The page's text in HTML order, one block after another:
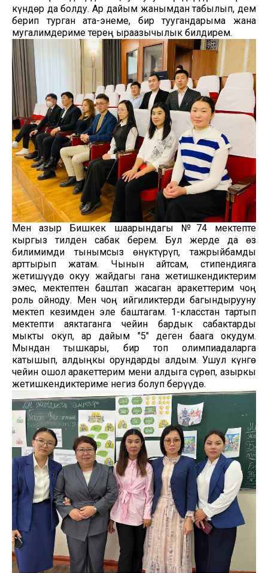
күндөр да болду. Ар дайым жанымдан табылып, дем
берип турган ата-энеме, бир туугандарыма жана
мугалимдериме терең ыраазычылык билдирем.
Мен азыр Бишкек шаарындагы №74 мектепте
кыргыз тилден сабак берем. Бул жерде да өз
билимимди тынымсыз өнүктүрүп, тажрыйбамды
арттырып жатам. Чынын айтсам, стипендияга
жетишүүдө окуу жайдагы гана жетишкендиктерим
эмес, мектептен баштап жасаган аракеттерим чоң
роль ойноду. Мен чоң ийгиликтерди багындырууну
мектеп кезимден эле баштагам. 1-класстан тартып
мектепти аяктаганга чейин бардык сабактарды
мыкты окуп, ар дайым "5" деген баага окудум.
Мындан тышкары, бир топ олимпиадаларга
катышып, алдыңкы орундарды алдым. Ушул күнгө
чейин ошол аракеттерим мени алдыга сүрөп, азыркы
жетишкендиктериме негиз болуп берүүдө.